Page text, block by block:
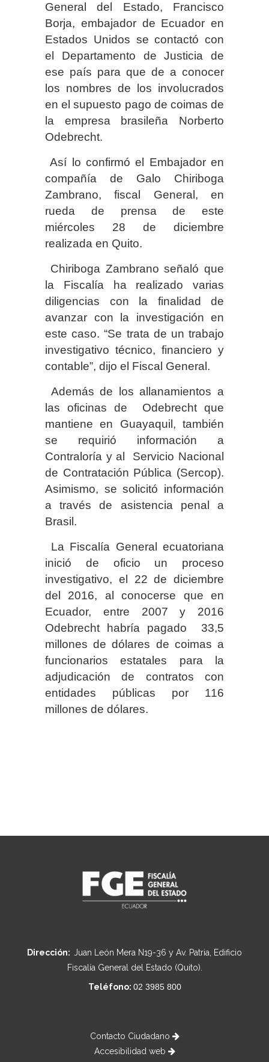
General del Estado, Francisco
Borja, embajador de Ecuador en
Estados Unidos se contactó con
el Departamento de Justicia de
ese país para que de a conocer
los nombres de los involucrados
en el supuesto pago de coimas de
la empresa brasileña Norberto
Odebrecht.
Así lo confirmó el Embajador en
compañía de Galo Chiriboga
Zambrano, fiscal General, en
rueda de prensa de este
miércoles 28 de diciembre
realizada en Quito.
Chiriboga Zambrano señaló que
la Fiscalía ha realizado varias
diligencias con la finalidad de
avanzar con la investigación en
este caso. “Se trata de un trabajo
investigativo técnico, financiero y
contable”, dijo el Fiscal General.
Además de los allanamientos a
las oficinas de Odebrecht que
mantiene en Guayaquil, también
se requirió información a
Contraloría y al Servicio Nacional
de Contratación Pública (Sercop).
Asimismo, se solicitó información
a través de asistencia penal a
Brasil.
La Fiscalía General ecuatoriana
inició de oficio un proceso
investigativo, el 22 de diciembre
del 2016, al conocerse que en
Ecuador, entre 2007 y 2016
Odebrecht habría pagado 33,5
millones de dólares de coimas a
funcionarios estatales para la
adjudicación de contratos con
entidades públicas por 116
millones de dólares.
Dirección: Juan León Mera N19-36 y Av. Patria, Edificio
Fiscalía General del Estado (Quito).
Teléfono: 02 3985 800
Contacto Ciudadano
Accesibilidad web